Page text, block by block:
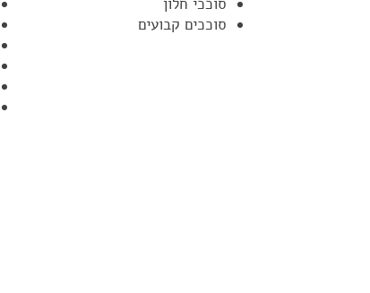
סוככים קבועים